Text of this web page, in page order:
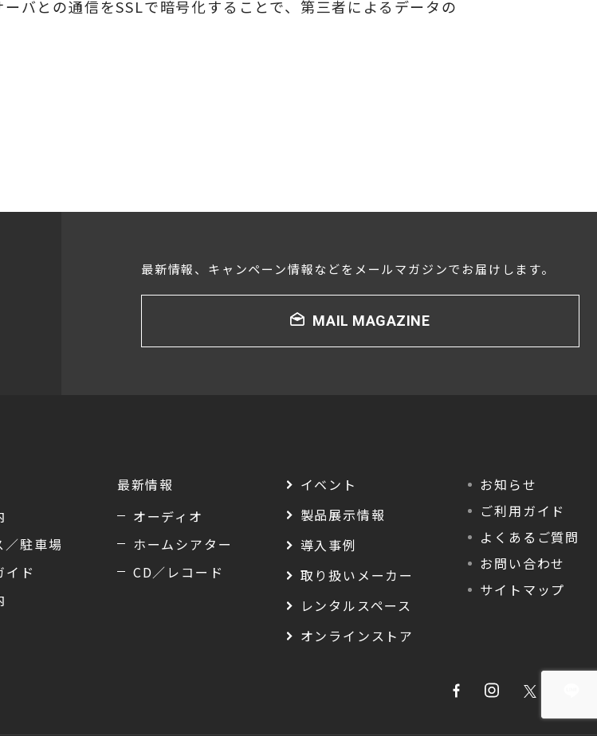
バとの通信をSSLで暗号化することで、第三者によるデータの
最新情報、キャンペーン情報などをメールマガジンでお届けします。
MAIL MAGAZINE
／駐車場
イド
最新情報
オーディオ
ホームシアター
CD／レコード
イベント
製品展示情報
導入事例
取り扱いメーカー
レンタルスペース
オンラインストア
お知らせ
ご利用ガイド
よくあるご質問
お問い合わせ
サイトマップ